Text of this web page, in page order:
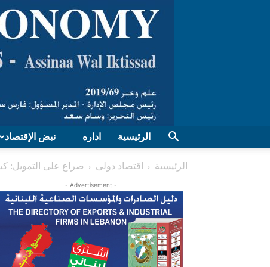
نبض الإقتصاد اداره الرئيسية
الرئيسية اقتصاد دولی
صراع على التمويل:
- Advertisement -